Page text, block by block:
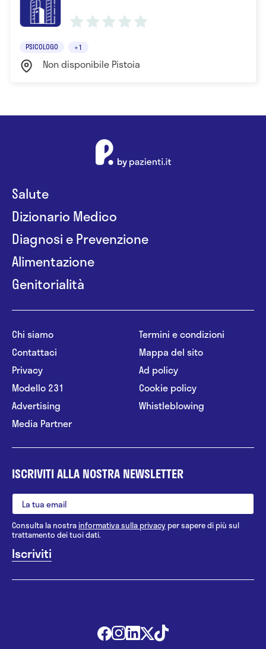
PSICOLOGO +1
Non disponibile Pistoia
Salute
Dizionario Medico
Diagnosi e Prevenzione
Alimentazione
Genitorialità
Chi siamo
Contattaci
Privacy
Modello 231
Advertising
Media Partner
Termini e condizioni
Mappa del sito
Ad policy
Cookie policy
Whistleblowing
ISCRIVITI ALLA NOSTRA NEWSLETTER
Consulta la nostrainformativa sulla privacy per sapere di più sul
trattamento dei tuoi dati.